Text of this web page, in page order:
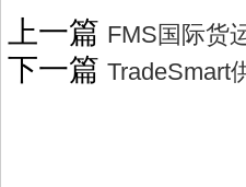
上一篇 FMS国际货
下一篇 TradeSmart